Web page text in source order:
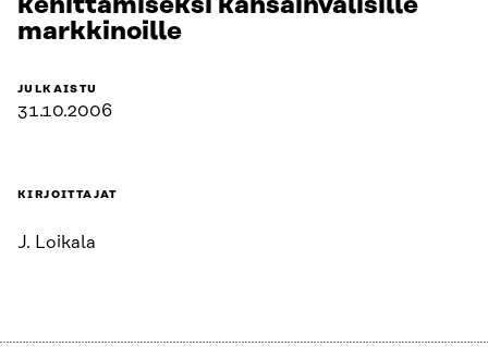
markkinoille
JULKAISTU
31.10.2006
KIRJOITTAJAT
J. Loikala